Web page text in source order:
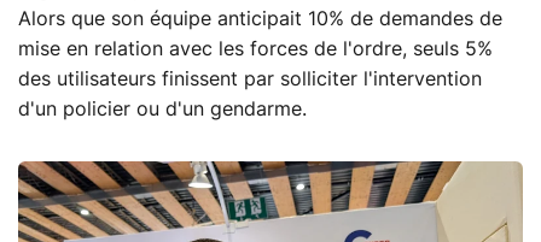
Alors que son équipe anticipait 10% de demandes de
mise en relation avec les forces de l'ordre, seuls 5%
des utilisateurs finissent par solliciter l'intervention
d'un policier ou d'un gendarme.